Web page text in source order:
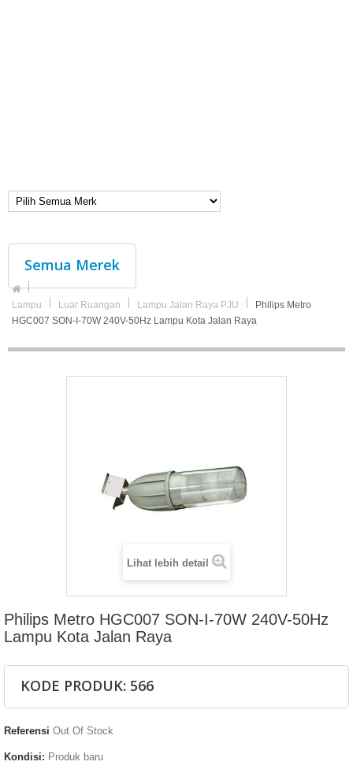
Semua Merek
Lampu Luar Ruangan Lampu Jalan Raya PJU
Philips Metro
HGC007 SON-I-70W 240V-50Hz Lampu Kota Jalan Raya
Lihat lebih detail
Philips Metro HGC007 SON-I-70W 240V-50Hz
Lampu Kota Jalan Raya
KODE PRODUK: 566
Referensi Out Of Stock
Kondisi: Produk baru